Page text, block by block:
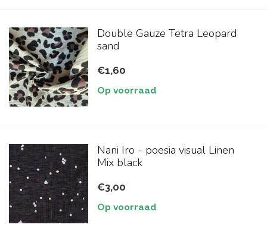
Double Gauze Tetra Leopard
sand
€1,60
Op voorraad
Nani Iro - poesia visual Linen
Mix black
€3,00
Op voorraad